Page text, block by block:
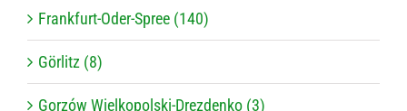
Frankfurt-Oder-Spree (140)
Görlitz (8)
Gorzów Wielkopolski-Drezdenko (3)